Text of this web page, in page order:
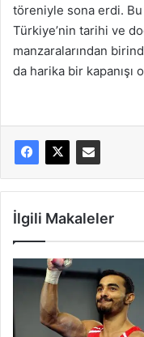
töreniyle sona erdi.
Türkiye’nin tarihi ve
manzaralarından
da harika bir kapanışı
İlgili Makaleler